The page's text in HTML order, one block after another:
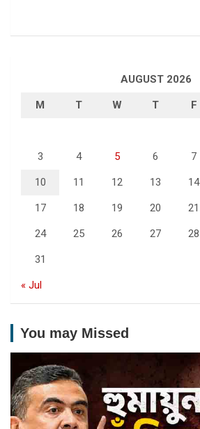
AUGUST 2026
M T W T F
3 4 5 6 7
10 11 12 13 14
17 18 19 20 21
24 25 26 27 28
31
« Jul
You may Missed